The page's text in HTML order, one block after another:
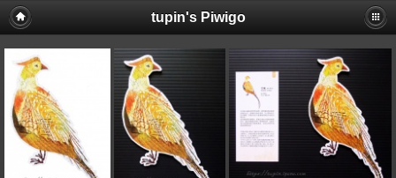
tupin's Piwigo